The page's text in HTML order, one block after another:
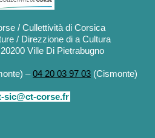
/ Cullettività di Corsica
/ Direzzione di a Cultura
Ville Di Pietrabugno
–04 20 03 97 03 (Cismonte)
sic@ct-corse.fr